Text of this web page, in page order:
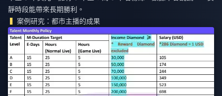
靜時段能帶來長期勝利。
案例研究：都市主播的成果